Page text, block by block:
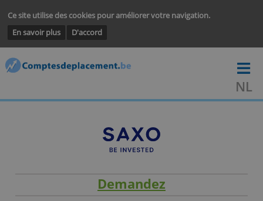
Ce site utilise des cookies pour améliorer votre navigation.
En savoir plus
D'accord